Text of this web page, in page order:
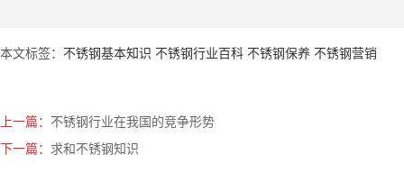
本文标签： 不锈钢基本知识 不锈钢行业百科 不锈钢保养 不锈钢营销
上一篇： 不锈钢行业在我国的竞争形势
下一篇： 求和不锈钢知识